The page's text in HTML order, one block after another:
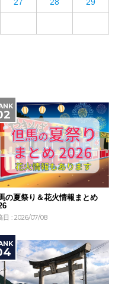
の夏祭り＆花火情報まとめ
日 : 2026/07/08